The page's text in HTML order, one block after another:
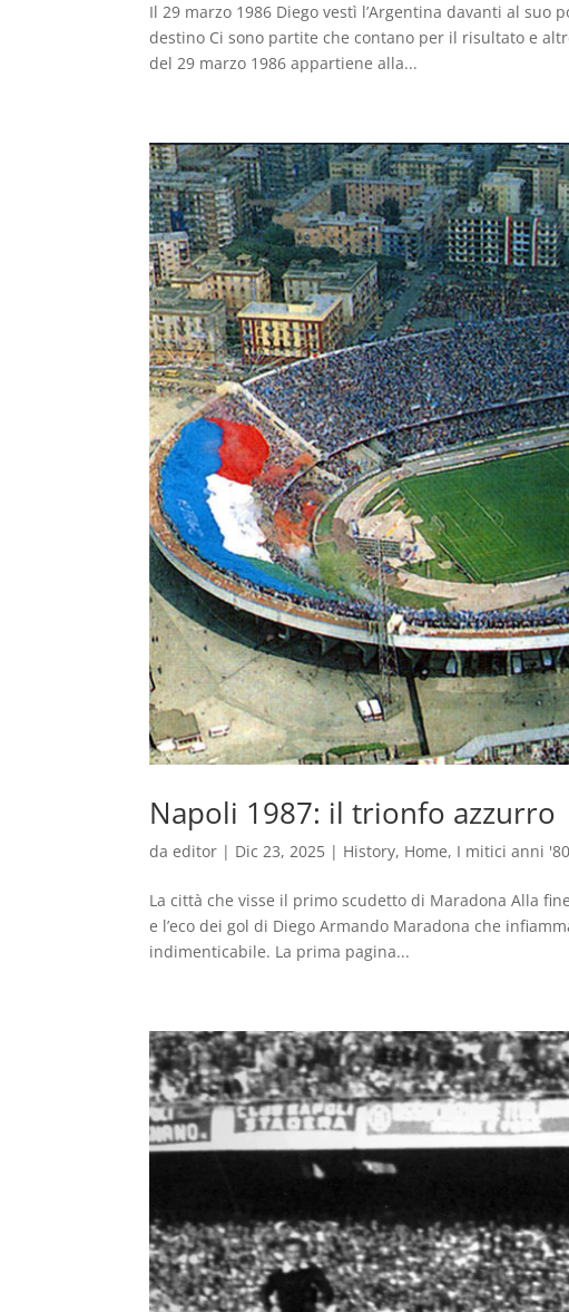
Il 29 marzo 1986 Diego vestì l’Argentina davanti al
destino Ci sono partite che contano per il risultato e
del 29 marzo 1986 appartiene alla...
Napoli 1987: il trionfo azzurro
daeditor | Dic 23, 2025 | History, Home, I mitici anni '80
La città che visse il primo scudetto di Maradona Alla
e l’eco dei gol di Diego Armando Maradona che
indimenticabile. La prima pagina...